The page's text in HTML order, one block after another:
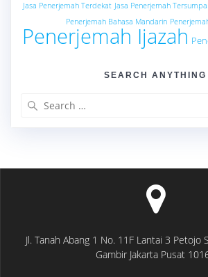
Jasa Penerjemah Terdekat Jasa Penerjemah
Penerjemah Bahasa Mandarin
Penerjemah Ijazah
SEARCH ANYTHING
Jl. Tanah Abang 1 No. 11F Lantai 3 Petojo
Gambir Jakarta Pusat